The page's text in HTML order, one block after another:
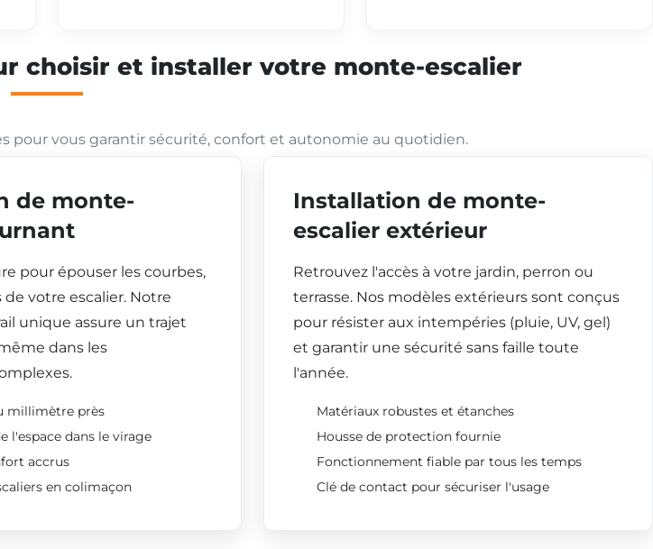
choisir et installer votre monte-escalier
pour vous garantir sécurité, confort et autonomie au quotidien.
de monte-
pour épouser les courbes,
de votre escalier. Notre
unique assure un trajet
dans les
millimètre près
l'espace dans le virage
accrus
en colimaçon
Installation de monte-
escalier extérieur
Retrouvez l'accès à votre jardin, perron ou
terrasse. Nos modèles extérieurs sont conçus
pour résister aux intempéries (pluie, UV, gel)
et garantir une sécurité sans faille toute
l'année.
Matériaux robustes et étanches
Housse de protection fournie
Fonctionnement fiable par tous les temps
Clé de contact pour sécuriser l'usage